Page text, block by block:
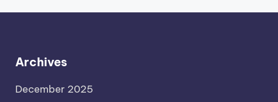
Archives
December 2025